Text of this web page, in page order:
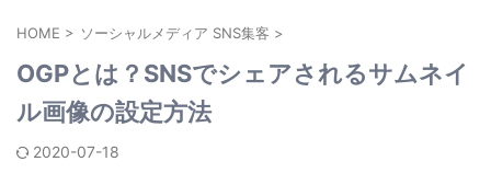
HOME > ソーシャルメディア SNS集客 >
OGPとは？SNSでシェアされるサムネイ
ル画像の設定方法
2020-07-18